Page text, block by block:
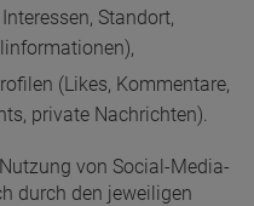
Standort,
(Likes, Kommentare,
private Nachrichten).
von Social-Media-
durch den jeweiligen